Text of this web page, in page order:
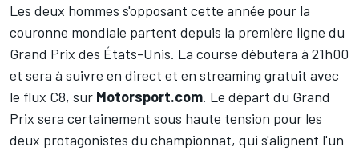
Les deux hommes s'opposant cette année pour la
couronne mondiale partent depuis la première ligne du
Grand Prix des États-Unis. La course débutera à 21h00
et sera à suivre en direct et en streaming gratuit avec
le flux C8, sur Motorsport.com. Le départ du Grand
Prix sera certainement sous haute tension pour les
deux protagonistes du championnat, qui s'alignent l'un